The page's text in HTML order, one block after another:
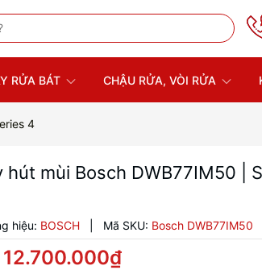
RỬA BÁT CHẬU RỬA, VÒI RỬA
4
hút mùi Bosch DWB77IM50 |
hiệu: BOSCH Mã SKU: Bosch DWB77IM50
12.700.000₫